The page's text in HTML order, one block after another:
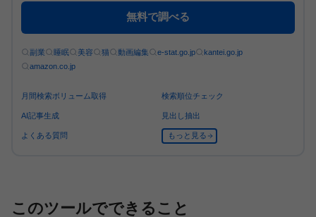
無料で調べる
副業 睡眠 美容 猫 動画編集 e-stat.go.jp
kantei.go.jp
amazon.co.jp
月間検索ボリューム取得 検索順位チェック
AI記事生成 見出し抽出
よくある質問 もっと見る
このツールでできること